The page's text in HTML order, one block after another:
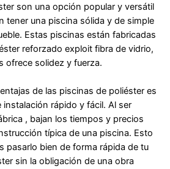
son una opción popular y versátil
tener una piscina sólida y de simple
Estas piscinas están fabricadas
reforzado exploit fibra de vidrio,
ofrece solidez y fuerza.
de las piscinas de poliéster es
instalación rápido y fácil. Al ser
, bajan los tiempos y precios
típica de una piscina. Esto
pasarlo bien de forma rápida de tu
sin la obligación de una obra